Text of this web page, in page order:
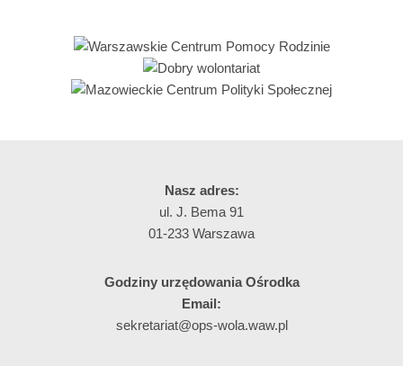
Nasz adres:
ul. J. Bema 91
01-233 Warszawa
Godziny urzędowania Ośrodka
Email:
sekretariat@ops-wola.waw.pl